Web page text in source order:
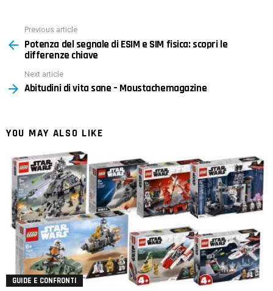
more
Previous article
Potenza del segnale di ESIM e SIM fisica: scopri le
differenze chiave
Next article
Abitudini di vita sane – Moustachemagazine
YOU MAY ALSO LIKE
GUIDE E CONFRONTI